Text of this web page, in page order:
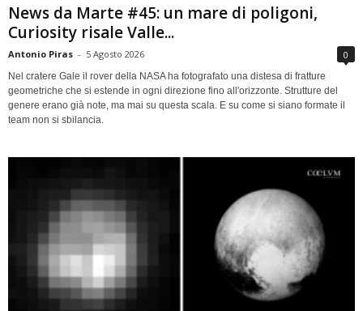
News da Marte #45: un mare di poligoni,
Curiosity risale Valle...
Antonio Piras - 5 Agosto 2026 0
Nel cratere Gale il rover della NASA ha fotografato una distesa di fratture
geometriche che si estende in ogni direzione fino all'orizzonte. Strutture del
genere erano già note, ma mai su questa scala. E su come si siano formate il
team non si sbilancia.